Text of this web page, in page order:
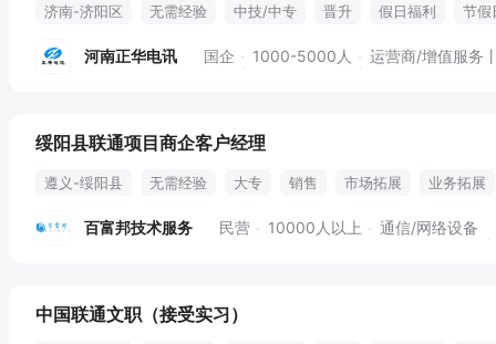
济南-济阳区 无需经验 中技/中专 晋升 假日福利 节假
河南正华电讯 国企 1000-5000人 运营商/增值服务
绥阳县联通项目商企客户经理
遵义-绥阳县 无需经验 大专 销售 市场拓展
业务拓展
百富邦技术服务 民营 10000人以上 通信/网络设备
中国联通文职（接受实习）